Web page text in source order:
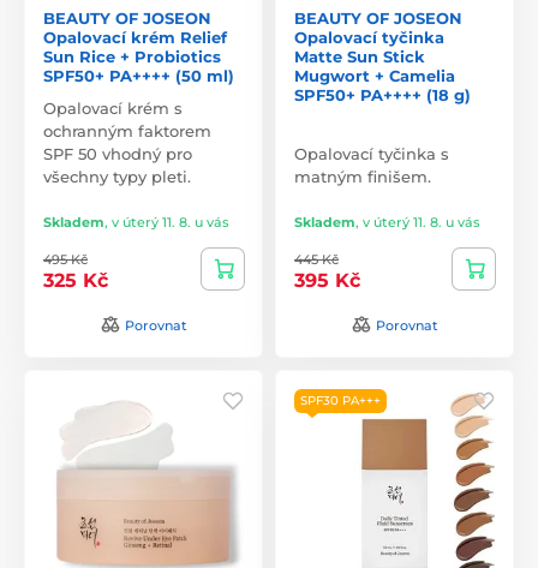
BEAUTY OF JOSEON
Opalovací krém Relief
Sun Rice + Probiotics
SPF50+ PA++++ (50 ml)
Opalovací krém s
ochranným faktorem
SPF 50 vhodný pro
všechny typy pleti.
Skladem, v úterý 11. 8. u vás
495 Kč
325 Kč
Porovnat
BEAUTY OF JOSEON
Opalovací tyčinka
Matte Sun Stick
Mugwort + Camelia
SPF50+ PA++++ (18 g)
Opalovací tyčinka s
matným finišem.
Skladem, v úterý 11. 8. u vás
445 Kč
395 Kč
Porovnat
SPF30 PA+++